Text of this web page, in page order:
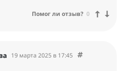
Помог ли отзыв? 0
19 марта 2025 в 17:45